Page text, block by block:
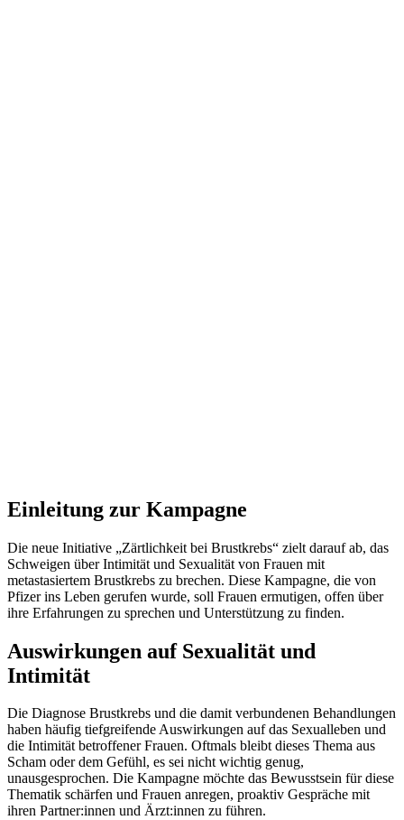
Einleitung zur Kampagne
Die neue Initiative „Zärtlichkeit bei Brustkrebs“ zielt darauf ab, das
Schweigen über Intimität und Sexualität von Frauen mit
metastasiertem Brustkrebs zu brechen. Diese Kampagne, die von
Pfizer ins Leben gerufen wurde, soll Frauen ermutigen, offen über
ihre Erfahrungen zu sprechen und Unterstützung zu finden.
Auswirkungen auf Sexualität und
Intimität
Die Diagnose Brustkrebs und die damit verbundenen Behandlungen
haben häufig tiefgreifende Auswirkungen auf das Sexualleben und
die Intimität betroffener Frauen. Oftmals bleibt dieses Thema aus
Scham oder dem Gefühl, es sei nicht wichtig genug,
unausgesprochen. Die Kampagne möchte das Bewusstsein für diese
Thematik schärfen und Frauen anregen, proaktiv Gespräche mit
ihren Partner:innen und Ärzt:innen zu führen.